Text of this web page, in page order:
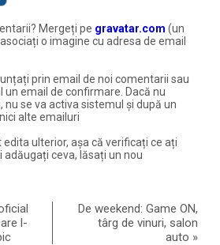
Mergeți pe gravatar.com (un
o imagine cu adresa de email
prin email de noi comentarii sau
un email de confirmare. Dacă nu
nu se va activa sistemul și după un
alte emailuri
ulterior, așa că verificați ce ați
adăugați ceva, lăsați un nou
l-
De weekend: Game ON,
târg de vinuri, salon
auto »